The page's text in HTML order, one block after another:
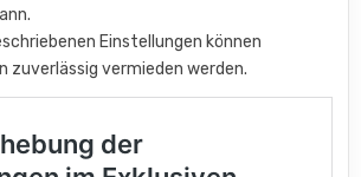
Einstellungen können
zuverlässig vermieden werden.